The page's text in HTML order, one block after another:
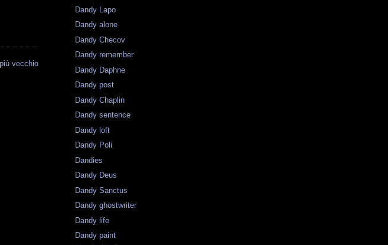
vecchio
Dandy Lapo
Dandy alone
Dandy Checov
Dandy remember
Dandy Daphne
Dandy post
Dandy Chaplin
Dandy sentence
Dandy loft
Dandy Poli
Dandies
Dandy Deus
Dandy Sanctus
Dandy ghostwriter
Dandy life
Dandy paint